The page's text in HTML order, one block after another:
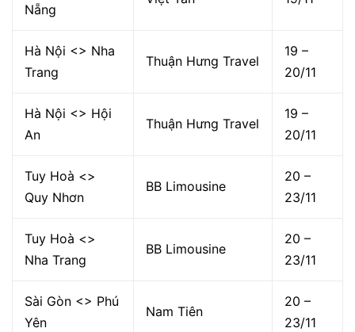
Nẵng
Hà Nội <> Nha
Trang
Thuận Hưng Travel
19 –
20/11
Hà Nội <> Hội
An
Thuận Hưng Travel
19 –
20/11
Tuy Hoà <>
Quy Nhơn
BB Limousine
20 –
23/11
Tuy Hoà <>
Nha Trang
BB Limousine
20 –
23/11
Sài Gòn <> Phú
Yên
Nam Tiên
20 –
23/11